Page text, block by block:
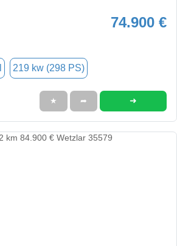
74.900 €
219 kw (298 PS)
★ ➦ ➜